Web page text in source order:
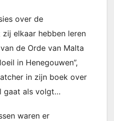
over de
elkaar hebben leren
de Orde van Malta
in Henegouwen”,
in zijn boek over
gaat als volgt…
waren er